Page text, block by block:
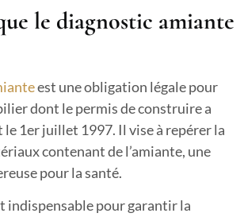
le diagnostic amiante
est une obligation légale pour
dont le permis de construire a
1er juillet 1997. Il vise à repérer la
contenant de l’amiante, une
pour la santé.
indispensable pour garantir la